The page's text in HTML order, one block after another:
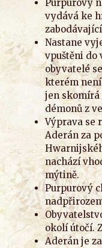
Purpurový
vydává ke
Nastane
vpuštěni do
obyvatelé
kterém
jen skomírá
démonů z
Výprava se
Aderán za
nachází
mýtině.
Purpurový
okolí útočí.
Aderán je